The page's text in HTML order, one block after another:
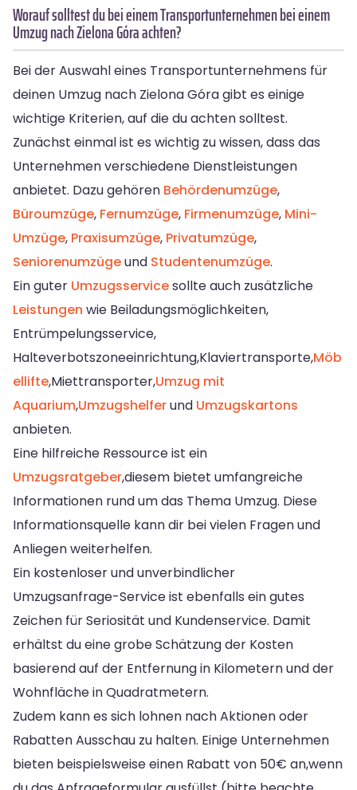
Worauf solltest du bei einem Transportunternehmen bei einem
Umzug nach Zielona Góra achten?
Bei der Auswahl eines Transportunternehmens für
deinen Umzug nach Zielona Góra gibt es einige
wichtige Kriterien, auf die du achten solltest.
Zunächst einmal ist es wichtig zu wissen, dass das
Unternehmen verschiedene Dienstleistungen
anbietet. Dazu gehören Behördenumzüge,
Büroumzüge, Fernumzüge, Firmenumzüge, Mini-
Umzüge, Praxisumzüge, Privatumzüge,
Seniorenumzügeund Studentenumzüge.
Ein guter Umzugsservicesollte auch zusätzliche
Leistungen wie Beiladungsmöglichkeiten,
Entrümpelungsservice,
Halteverbotszoneeinrichtung,Klaviertransporte,Möb
ellifte,Miettransporter,Umzug mit
Aquarium,Umzugshelferund Umzugskartons
anbieten.
Eine hilfreiche Ressource ist ein
Umzugsratgeber,diesem bietet umfangreiche
Informationen rund um das Thema Umzug. Diese
Informationsquelle kann dir bei vielen Fragen und
Anliegen weiterhelfen.
Ein kostenloser und unverbindlicher
Umzugsanfrage-Service ist ebenfalls ein gutes
Zeichen für Seriosität und Kundenservice. Damit
erhältst du eine grobe Schätzung der Kosten
basierend auf der Entfernung in Kilometern und der
Wohnfläche in Quadratmetern.
Zudem kann es sich lohnen nach Aktionen oder
Rabatten Ausschau zu halten. Einige Unternehmen
bieten beispielsweise einen Rabatt von 50€ an,wenn